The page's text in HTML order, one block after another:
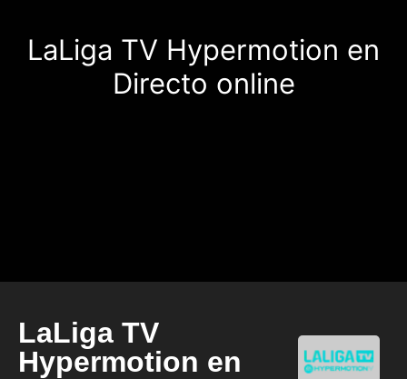
LaLiga TV Hypermotion en
Directo online
LaLiga TV
Hypermotion en